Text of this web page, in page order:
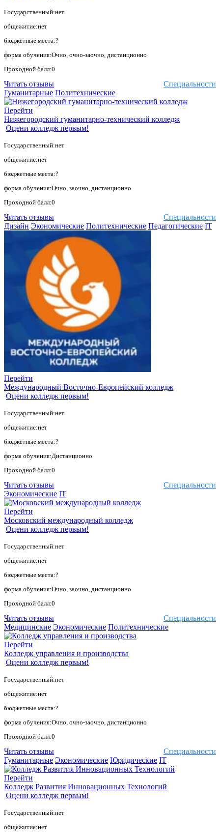
Государственный:нет
общежитие:нет
бюджетные места:?
форма обучения:Очно, очно-заочно, дистанционно
Проходной балл:0
Специальности
Читать отзывы
Гуманитарные Политехнические
Перейти
Нижегородский гуманитарно-технический колледж
Оцени колледж первым!
Государственный:нет
общежитие:нет
бюджетные места:?
форма обучения:Очно, заочно, дистанционно
Проходной балл:0
Специальности
Читать отзывы
Дизайн Экономические Политехнические Педагогические IT
Перейти
Международный Восточно-Европейский колледж
Оцени колледж первым!
Государственный:нет
общежитие:нет
бюджетные места:?
форма обучения:Дистанционно
Проходной балл:0
Специальности
Читать отзывы
Экономические IT
Перейти
Московский международный колледж
Оцени колледж первым!
Государственный:нет
общежитие:нет
бюджетные места:?
форма обучения:Очно, заочно, дистанционно
Проходной балл:0
Специальности
Читать отзывы
Медицинские Экономические Политехнические
Перейти
Колледж управления и производства
Оцени колледж первым!
Государственный:нет
общежитие:нет
бюджетные места:?
форма обучения:Очно, очно-заочно, дистанционно
Проходной балл:0
Специальности
Читать отзывы
Гуманитарные Экономические Юридические IT
Перейти
Колледж Развития Инновационных Технологий
Оцени колледж первым!
Государственный:нет
общежитие:нет